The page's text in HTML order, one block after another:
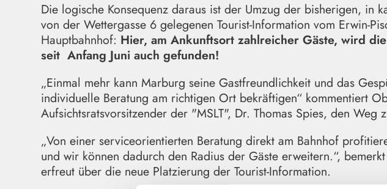
Die logische Konsequenz daraus ist der Umzug der bisherigen, in
von der Wettergasse 6 gelegenen Tourist-Information vom Erwin-
Hauptbahnhof: Hier, am Ankunftsort zahlreicher Gäste, wird
seit Anfang Juni auch gefunden!
„Einmal mehr kann Marburg seine Gastfreundlichkeit und das
individuelle Beratung am richtigen Ort bekräftigen“ kommentiert
Aufsichtsratsvorsitzender der "MSLT", Dr. Thomas Spies, den Weg
„Von einer serviceorientierten Beratung direkt am Bahnhof
und wir können dadurch den Radius der Gäste erweitern.“,
erfreut über die neue Platzierung der Tourist-Information.